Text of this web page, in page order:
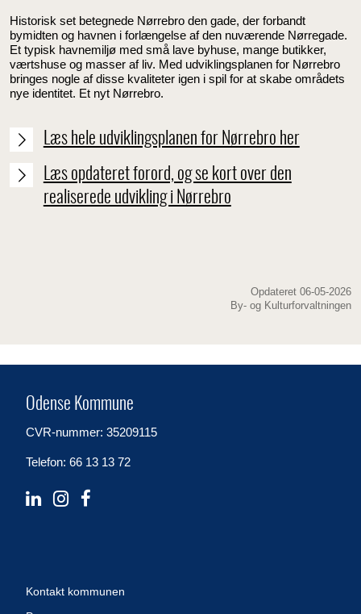
Historisk set betegnede Nørrebro den gade, der forbandt
bymidten og havnen i forlængelse af den nuværende Nørregade.
Et typisk havnemiljø med små lave byhuse, mange butikker,
værtshuse og masser af liv. Med udviklingsplanen for Nørrebro
bringes nogle af disse kvaliteter igen i spil for at skabe områdets
nye identitet. Et nyt Nørrebro.
Læs hele udviklingsplanen for Nørrebro her
Læs opdateret forord, og se kort over den
realiserede udvikling i Nørrebro
Opdateret 06-05-2026
By- og Kulturforvaltningen
Odense Kommune
CVR-nummer: 35209115
Telefon: 66 13 13 72
Kontakt kommunen